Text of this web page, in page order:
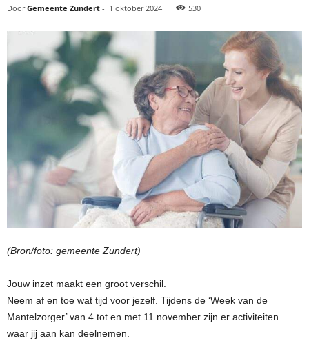
Door Gemeente Zundert - 1 oktober 2024 530
(Bron/foto: gemeente Zundert)
Jouw inzet maakt een groot verschil.
Neem af en toe wat tijd voor jezelf. Tijdens de ‘Week van de
Mantelzorger’ van 4 tot en met 11 november zijn er activiteiten
waar jij aan kan deelnemen.